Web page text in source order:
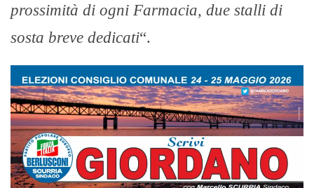
prossimità di ogni Farmacia, due stalli di
sosta breve dedicati“.